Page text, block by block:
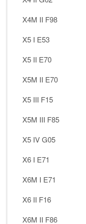
X4M II F98
X5 I E53
X5 II E70
X5M II E70
X5 III F15
X5M III F85
X5 IV G05
X6 I E71
X6M I E71
X6 II F16
X6M II F86